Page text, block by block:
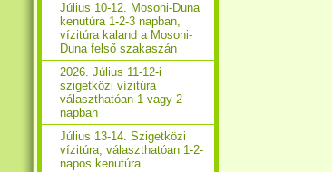
Július 10-12. Mosoni-Duna
kenutúra 1-2-3 napban,
vízitúra kaland a Mosoni-
Duna felső szakaszán
2026. Július 11-12-i
szigetközi vízitúra
választhatóan 1 vagy 2
napban
Július 13-14. Szigetközi
vízitúra, választhatóan 1-2-
napos kenutúra